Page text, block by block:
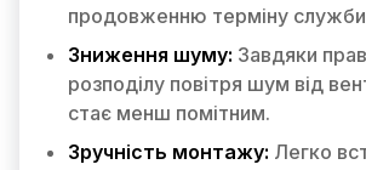
продовженню терміну
Зниження шуму: Завдяки
розподілу повітря шум від
стає менш помітним.
Зручність монтажу: Легко